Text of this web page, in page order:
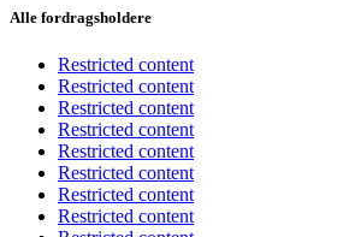
Alle fordragsholdere
Restricted content
Restricted content
Restricted content
Restricted content
Restricted content
Restricted content
Restricted content
Restricted content